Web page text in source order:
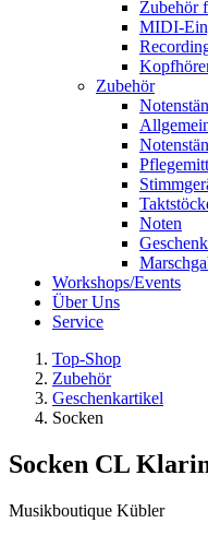
Zubehör
MIDI-
Zubehör
Noten
Workshops/Events
Über Uns
Service
Top-Shop
Zubehör
Geschenkartikel
Socken
Socken CL
Musikboutique Kübler